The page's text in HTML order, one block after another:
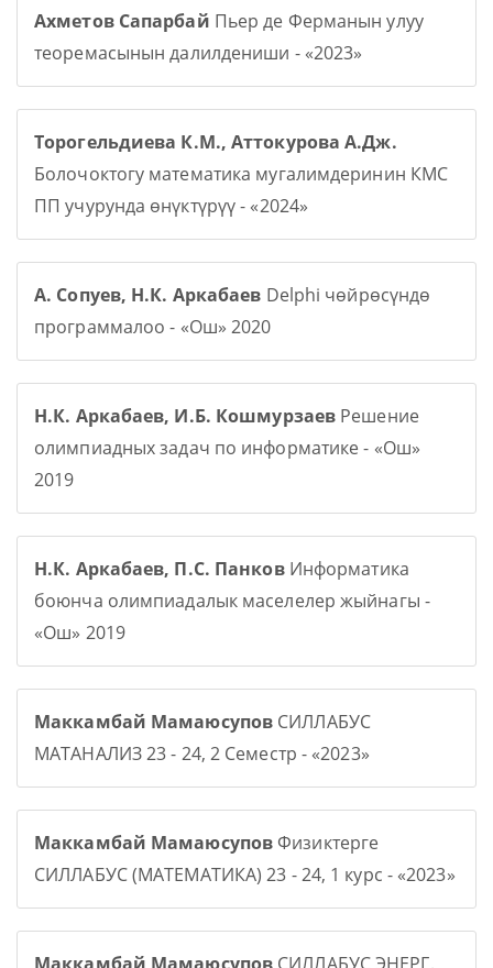
Ахметов Сапарбай Пьер де Ферманын улуу
теоремасынын далилдениши - «2023»
Торогельдиева К.М., Аттокурова А.Дж.
Болочоктогу математика мугалимдеринин КМС
ПП учурунда өнүктүрүү - «2024»
А. Сопуев, Н.К. Аркабаев Delphi чөйрөсүндө
программалоо - «Ош» 2020
Н.К. Аркабаев, И.Б. Кошмурзаев Решение
олимпиадных задач по информатике - «Ош»
2019
Н.К. Аркабаев, П.С. ПанковИнформатика
боюнча олимпиадалык маселелер жыйнагы -
«Ош» 2019
Маккамбай Мамаюсупов СИЛЛАБУС
МАТАНАЛИЗ 23 - 24, 2 Семестр - «2023»
Маккамбай МамаюсуповФизиктерге
СИЛЛАБУС (МАТЕМАТИКА) 23 - 24, 1 курс - «2023»